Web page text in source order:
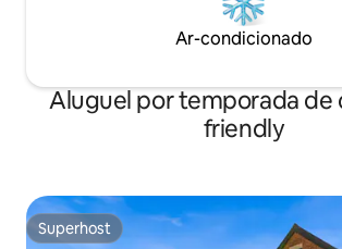
Ar-condicionado
Aluguel por temporada de
friendly
Superhost
Superhost